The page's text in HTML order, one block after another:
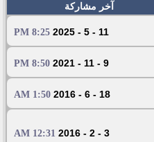
آخر مشاركة
11 - 5 - 2025
8:25 PM
9 - 11 - 2021
8:50 PM
18 - 6 - 2016
1:50 AM
3 - 2 - 2016
12:31 AM